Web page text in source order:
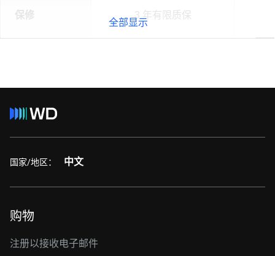
保修 3 年有限质保
全部显示
国家/地区： 中文
购物
注册以接收电子邮件